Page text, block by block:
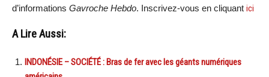
d’informations Gavroche Hebdo. Inscrivez-vous en cliquant ici
A Lire Aussi:
INDONÉSIE – SOCIÉTÉ : Bras de fer avec les géants numériques